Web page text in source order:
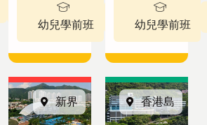
3-5 歲
幼兒學前班
2 - 3歲
幼兒學前班
新界 香港島
View in:
English